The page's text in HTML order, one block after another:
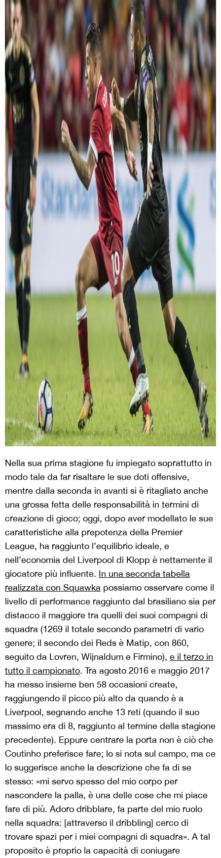
Nella sua prima stagione fu impiegato soprattutto in
modo tale da far risaltare le sue doti offensive,
mentre dalla seconda in avanti si è ritagliato anche
una grossa fetta delle responsabilità in termini di
creazione di gioco; oggi, dopo aver modellato le sue
caratteristiche alla prepotenza della Premier
League, ha raggiunto l’equilibrio ideale, e
nell’economia del Liverpool di Klopp è nettamente il
giocatore più influente. In una seconda tabella
realizzata con Squawka possiamo osservare come il
livello di performance raggiunto dal brasiliano sia per
distacco il maggiore tra quelli dei suoi compagni di
squadra (1269 il totale secondo parametri di vario
genere; il secondo dei Reds è Matip, con 860,
seguito da Lovren, Wijnaldum e Firmino), e il terzo in
tutto il campionato. Tra agosto 2016 e maggio 2017
ha messo insieme ben 58 occasioni create,
raggiungendo il picco più alto da quando è a
Liverpool, segnando anche 13 reti (quando il suo
massimo era di 8, raggiunto al termine della stagione
precedente). Eppure centrare la porta non è ciò che
Coutinho preferisce fare; lo si nota sul campo, ma ce
lo suggerisce anche la descrizione che fa di se
stesso: «mi servo spesso del mio corpo per
nascondere la palla, è una delle cose che mi piace
fare di più. Adoro dribblare, fa parte del mio ruolo
nella squadra: [attraverso il dribbling] cerco di
trovare spazi per i miei compagni di squadra». A tal
proposito è proprio la capacità di coniugare